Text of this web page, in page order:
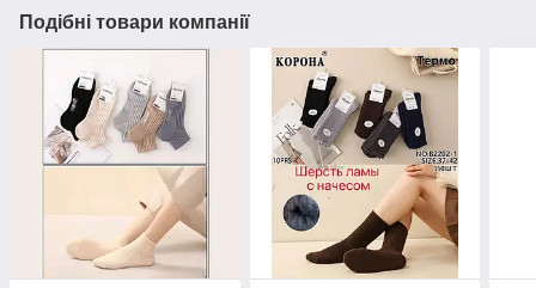
Подібні товари компанії